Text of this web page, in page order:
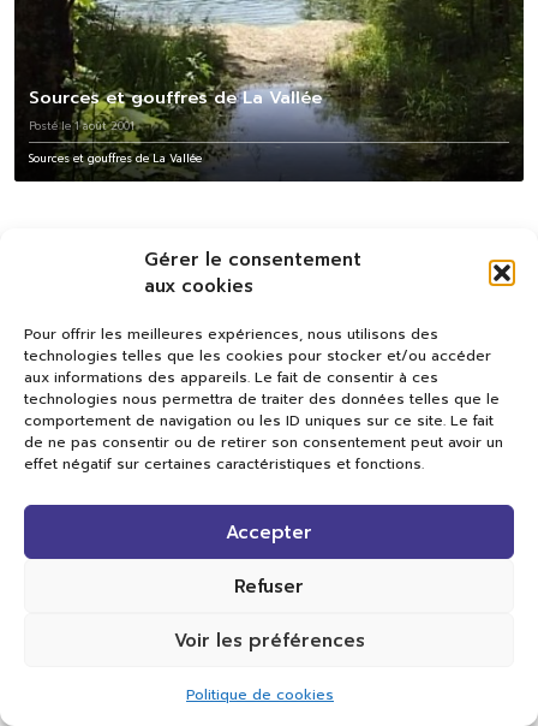
Gérer le consentement
aux cookies
Pour offrir les meilleures expériences, nous utilisons des
technologies telles que les cookies pour stocker et/ou accéder
aux informations des appareils. Le fait de consentir à ces
technologies nous permettra de traiter des données telles que le
comportement de navigation ou les ID uniques sur ce site. Le fait
de ne pas consentir ou de retirer son consentement peut avoir un
effet négatif sur certaines caractéristiques et fonctions.
Accepter
Refuser
Voir les préférences
Politique de cookies
Sources et gouffres de La Vallée
Posté le 1 août 2001
Sources et gouffres de La Vallée
Val TV
Centre de Compétences Médias
Rue du Pont-Neuf 24
Tous droits réservés.
Réalisation Cavin-Baudat Digital Lab